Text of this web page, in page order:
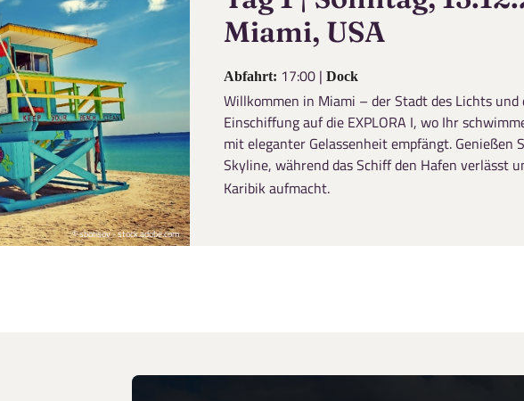
auf der Merkliste Auswahl übernehmen
Twitter
Telegram
Link kopieren
© sborisov - stock.adobe.com
Miami, USA
Abfahrt: 17:00 | Dock
Willkommen in Miami – der Stadt des Lichts und
Einschiffung auf die EXPLORA I, wo Ihr
mit eleganter Gelassenheit empfängt. Genießen
Skyline, während das Schiff den Hafen verlässt
Karibik aufmacht.
Video anzeigen